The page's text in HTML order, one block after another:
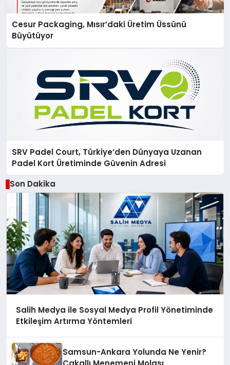
Cesur Packaging, Mısır’daki Üretim Üssünü
Büyütüyor
SRV Padel Court, Türkiye’den Dünyaya Uzanan
Padel Kort Üretiminde Güvenin Adresi
Son Dakika
Salih Medya ile Sosyal Medya Profil Yönetiminde
Etkileşim Artırma Yöntemleri
Samsun-Ankara Yolunda Ne Yenir?